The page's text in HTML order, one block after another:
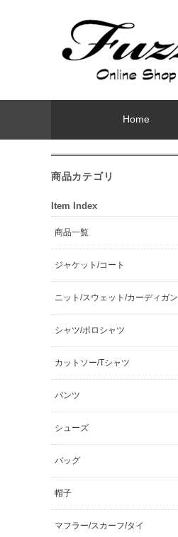
Home
商品カテゴリ
Item Index
商品一覧
ジャケット/コート
ニット/スウェット/カーディガン
シャツ/ポロシャツ
カットソー/Tシャツ
パンツ
シューズ
バッグ
帽子
マフラー/スカーフ/タイ